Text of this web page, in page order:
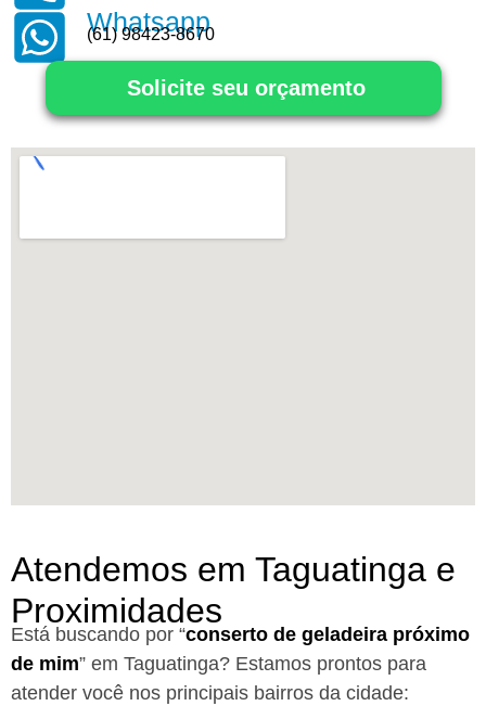
Whatsapp
(61) 98423-8670
Solicite seu orçamento
Atendemos em Taguatinga e
Proximidades
Está buscando por “conserto de geladeira próximo
de mim” em Taguatinga? Estamos prontos para
atender você nos principais bairros da cidade: